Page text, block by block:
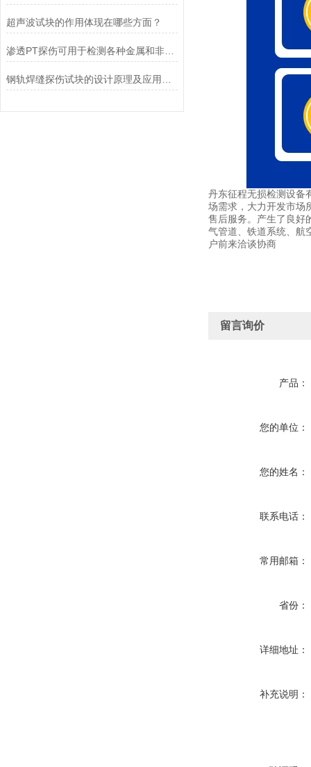
超声波试块的作用体现在哪些方面？
渗透PT探伤可用于检测各种金属和非金属材料
丹东征程无损检测设备
场需求，大力开发市场
售后服务。产生了良好
气管道、铁道系统、航
户前来洽谈协商
留言询价
产品：
您的单位：
您的姓名：
联系电话：
常用邮箱：
省份：
详细地址：
补充说明：